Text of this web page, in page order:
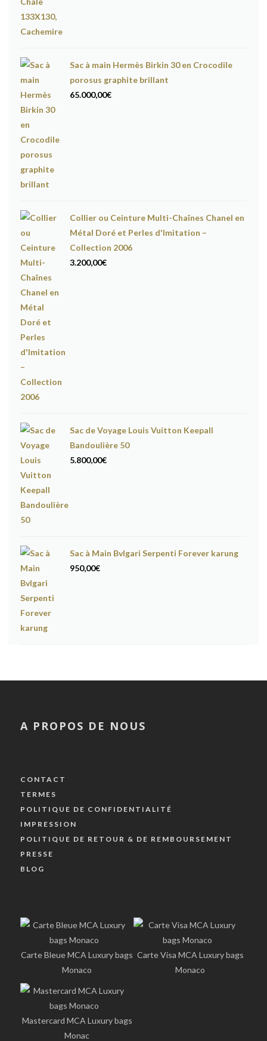
Sac à main Hermès Birkin 30 en Crocodile
porosus graphite brillant
65.000,00€
Collier ou Ceinture Multi-Chaînes Chanel en
Métal Doré et Perles d'Imitation –
Collection 2006
3.200,00€
Sac de Voyage Louis Vuitton Keepall
Bandoulière 50
5.800,00€
Sac à Main Bvlgari Serpenti Forever karung
950,00€
A PROPOS DE NOUS
CONTACT
TERMES
POLITIQUE DE CONFIDENTIALITÉ
IMPRESSION
POLITIQUE DE RETOUR & DE REMBOURSEMENT
PRESSE
BLOG
Carte Bleue MCA Luxury bags
Monaco
Carte Visa MCA Luxury bags
Monaco
Mastercard MCA Luxury bags
Monac